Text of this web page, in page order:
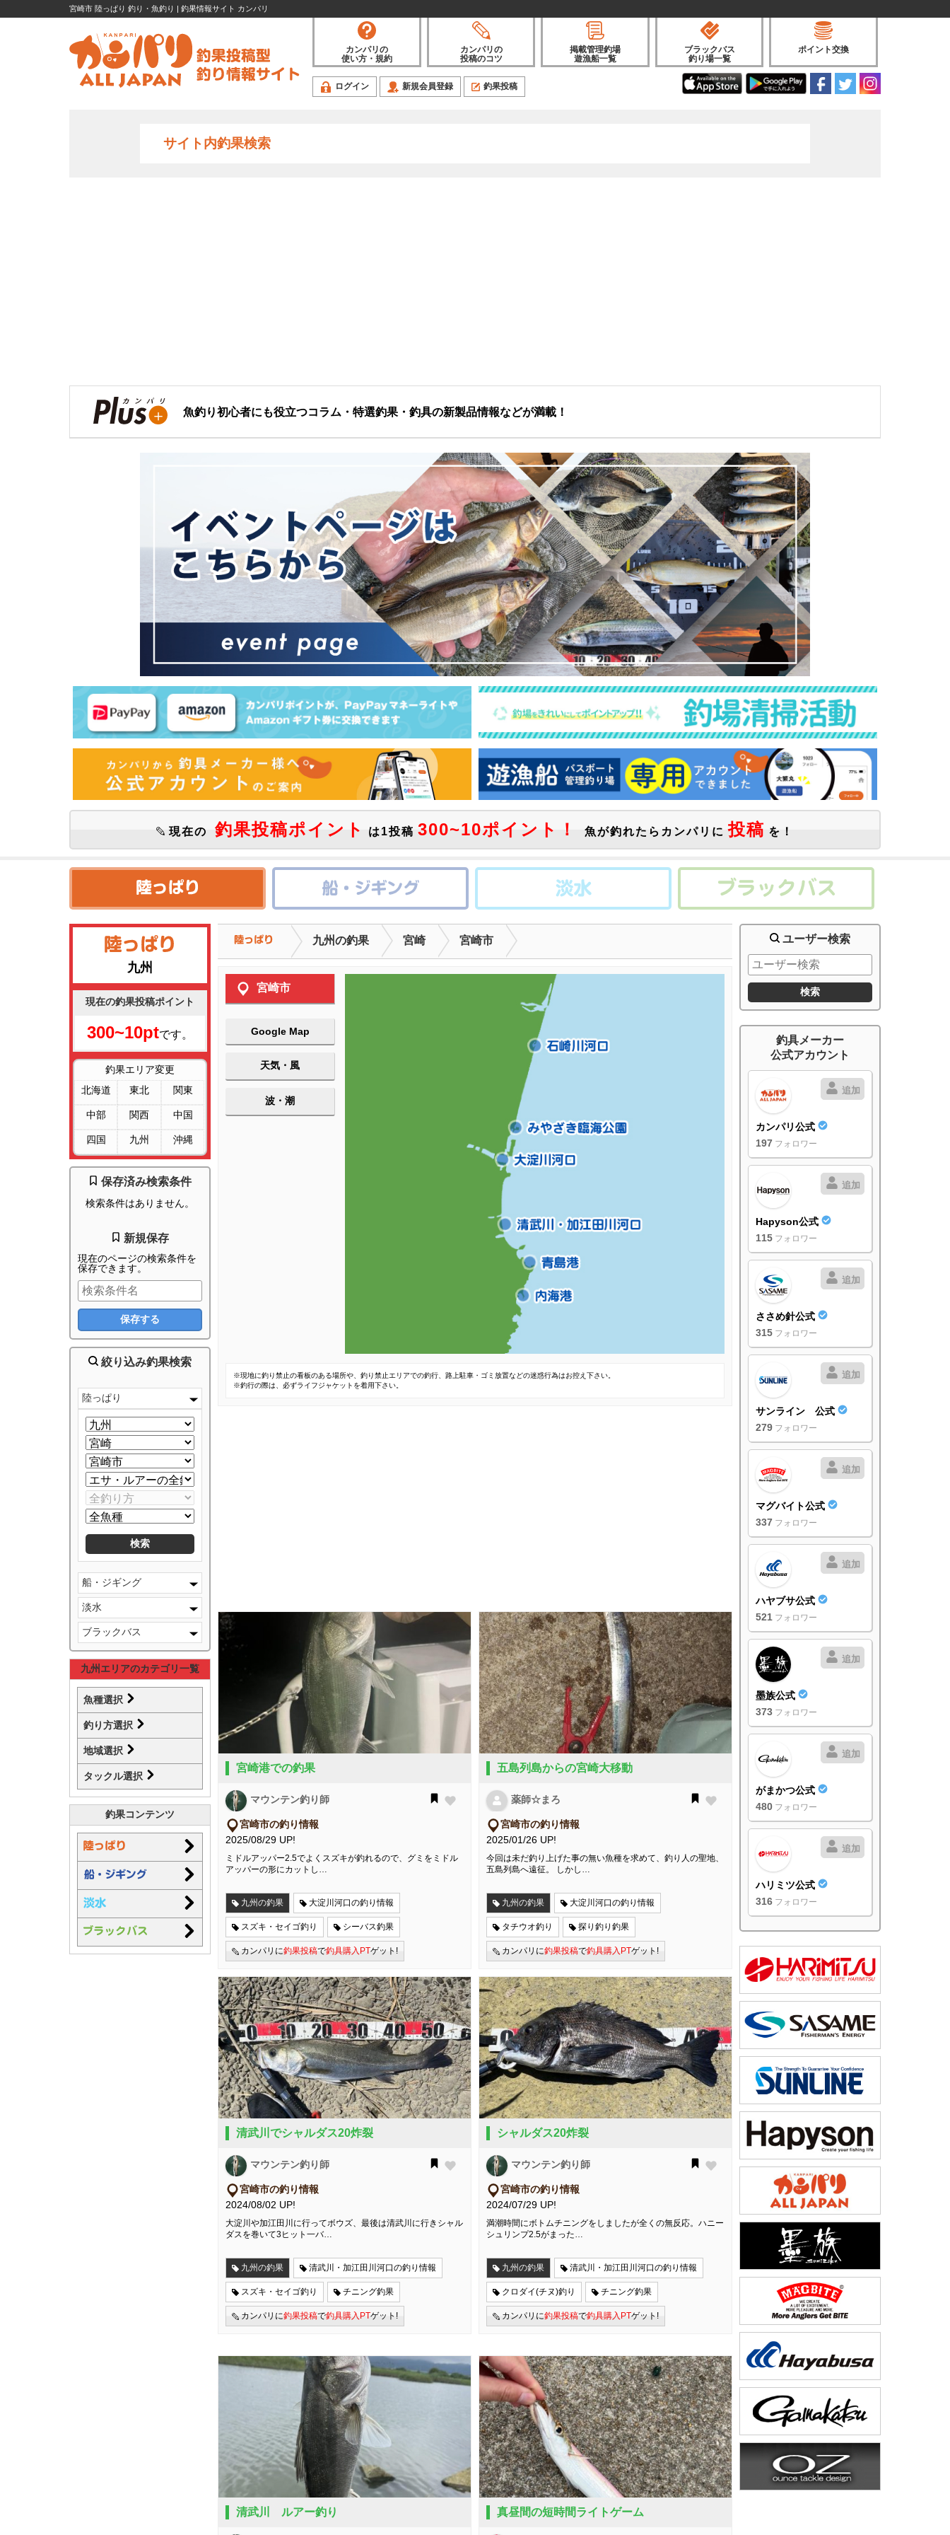
宮崎市 陸っぱり 釣り・魚釣り | 釣果情報サイト カンパリ
カンパリの
使い方・規約
カンパリの
投稿のコツ
掲載管理釣場
遊漁船一覧
ブラックバス
釣り場一覧
ポイント交換
ログイン 新規会員登録 釣果投稿
サイト内釣果検索
魚釣り初心者にも役立つコラム・特選釣果・釣具の新製品情報などが満載！
現在の 釣果投稿ポイント は1投稿 300~10ポイント！ 魚が釣れたらカンパリに 投稿 を！
九州
現在の釣果投稿ポイント
300~10ptです。
釣果エリア変更
北海道
東北 関東
中部 関西 中国
四国 九州 沖縄
保存済み検索条件
検索条件はありません。
新規保存
現在のページの検索条件を
保存できます。
絞り込み釣果検索
陸っぱり
船・ジギング
淡水
ブラックバス
九州エリアのカテゴリ一覧
魚種選択
釣り方選択
地域選択
タックル選択
釣果コンテンツ
九州の釣果 宮崎 宮崎市
宮崎市
Google Map
天気・風
波・潮
※現地に釣り禁止の看板のある場所や、釣り禁止エリアでの釣行、路上駐車・ゴミ放置などの迷惑行為はお控え下さい。
※釣行の際は、必ずライフジャケットを着用下さい。
宮崎港での釣果
マウンテン釣り師
宮崎市の釣り情報
2025/08/29 UP!
ミドルアッパー2.5でよくスズキが釣れるので、グミをミドル
アッパーの形にカットし…
九州の釣果 大淀川河口の釣り情報
スズキ・セイゴ釣り シーバス釣果
カンパリに釣果投稿で釣具購入PTゲット!
五島列島からの宮崎大移動
薬師☆まろ
宮崎市の釣り情報
2025/01/26 UP!
今回は未だ釣り上げた事の無い魚種を求めて、釣り人の聖地、
五島列島へ遠征。 しかし…
九州の釣果 大淀川河口の釣り情報
タチウオ釣り 探り釣り釣果
カンパリに釣果投稿で釣具購入PTゲット!
清武川でシャルダス20炸裂
マウンテン釣り師
宮崎市の釣り情報
2024/08/02 UP!
大淀川や加江田川に行ってボウズ、最後は清武川に行きシャル
ダスを巻いて3ヒット一バ…
九州の釣果 清武川・加江田川河口の釣り情報
スズキ・セイゴ釣り チニング釣果
カンパリに釣果投稿で釣具購入PTゲット!
シャルダス20炸裂
マウンテン釣り師
宮崎市の釣り情報
2024/07/29 UP!
満潮時間にボトムチニングをしましたが全くの無反応。ハニー
シュリンプ2.5がまった…
九州の釣果 清武川・加江田川河口の釣り情報
クロダイ(チヌ)釣り チニング釣果
カンパリに釣果投稿で釣具購入PTゲット!
清武川 ルアー釣り 真昼間の短時間ライトゲーム
ユーザー検索
釣具メーカー
公式アカウント
追加
カンパリ公式
197 フォロワー
追加
Hapyson公式
115 フォロワー
追加
ささめ針公式
315 フォロワー
追加
サンライン 公式
279 フォロワー
追加
マグバイト公式
337 フォロワー
追加
ハヤブサ公式
521 フォロワー
追加
墨族公式
373 フォロワー
追加
がまかつ公式
480 フォロワー
追加
ハリミツ公式
316 フォロワー